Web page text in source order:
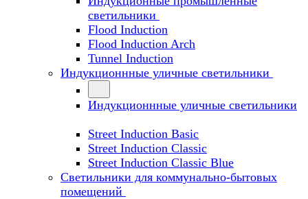
светильники
Flood Induction
Flood Induction Arch
Tunnel Induction
Индукционнные уличные светильники
Индукционнные уличные светильники
Street Induction Basic
Street Induction Classic
Street Induction Classic Blue
Светильники для коммунально-бытовых
помещений